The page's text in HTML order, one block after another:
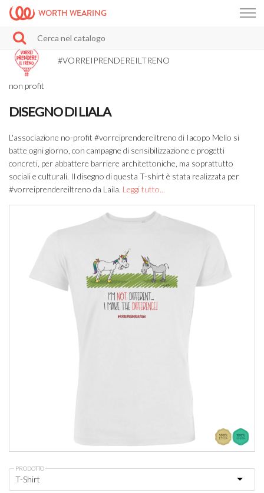
WORTH WEARING
#VORREIPRENDEREILTRENO
non profit
DISEGNO DI LIALA
L'associazione no-profit #vorreiprendereiltreno di Iacopo Melio si
batte ogni giorno, con campagne di sensibilizzazione e progetti
concreti, per abbattere barriere architettoniche, ma soprattutto
sociali e culturali. Il disegno di questa T-shirt è stata realizzata per
#vorreiprendereiltreno da Laila. Leggi tutto...
PRODOTTO